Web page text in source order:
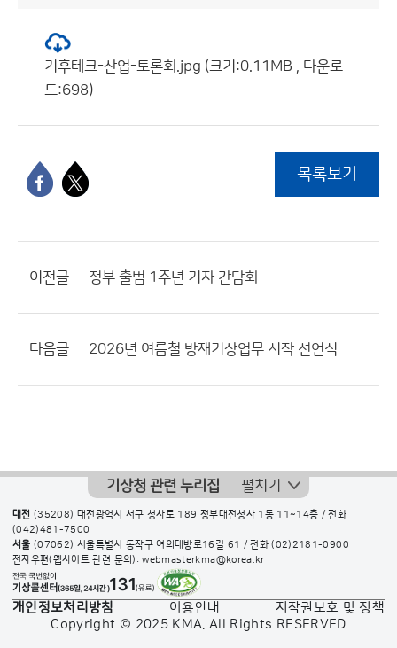
기후테크-산업-토론회.jpg (크기:0.11MB , 다운로
드:698)
목록보기
이전글 정부 출범 1주년 기자 간담회
다음글 2026년 여름철 방재기상업무 시작 선언식
기상청 관련 누리집 펼치기
대전 (35208) 대전광역시 서구 청사로 189 정부대전청사 1동 11~14층 / 전화
(042)481-7500
서울 (07062) 서울특별시 동작구 여의대방로16길 61 / 전화(02)2181-0900
전자우편(웹사이트 관련 문의): webmasterkma@korea.kr
개인정보처리방침 이용안내
저작권보호 및 정책
Copyright © 2025 KMA. All Rights RESERVED